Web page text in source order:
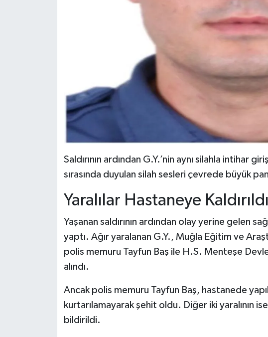
Saldırının ardından G.Y.’nin aynı silahla intihar
sırasında duyulan silah sesleri çevrede büyük
Yaralılar Hastaneye Kaldırıldı
Yaşanan saldırının ardından olay yerine gelen
yaptı. Ağır yaralanan G.Y., Muğla Eğitim ve
polis memuru Tayfun Baş ile H.S. Menteşe
alındı.
Ancak polis memuru Tayfun Baş, hastanede
kurtarılamayarak şehit oldu. Diğer iki yaralının
bildirildi.